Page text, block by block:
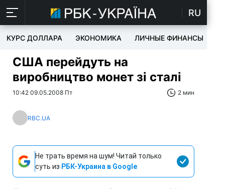
RU
КУРС ДОЛЛАРА ЭКОНОМИКА ЛИЧНЫЕ ФИНАНСЫ
США перейдуть на
виробництво монет зі сталі
10:42 09.05.2008 Пт 2 мин
RBC.UA
Не трать время на шум! Читай только
суть из РБК-Украина в Google